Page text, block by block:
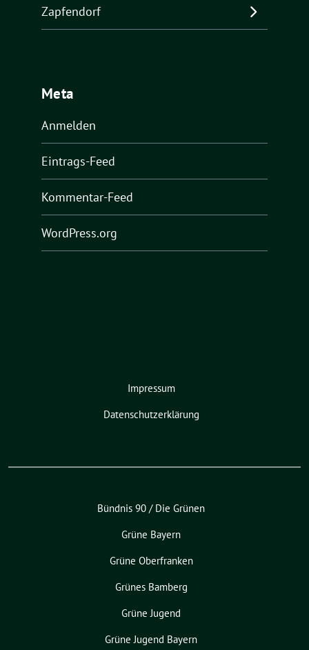
Zapfendorf
Meta
Anmelden
Eintrags-Feed
Kommentar-Feed
WordPress.org
Impressum
Datenschutzerklärung
Bündnis 90 / Die Grünen
Grüne Bayern
Grüne Oberfranken
Grünes Bamberg
Grüne Jugend
Grüne Jugend Bayern